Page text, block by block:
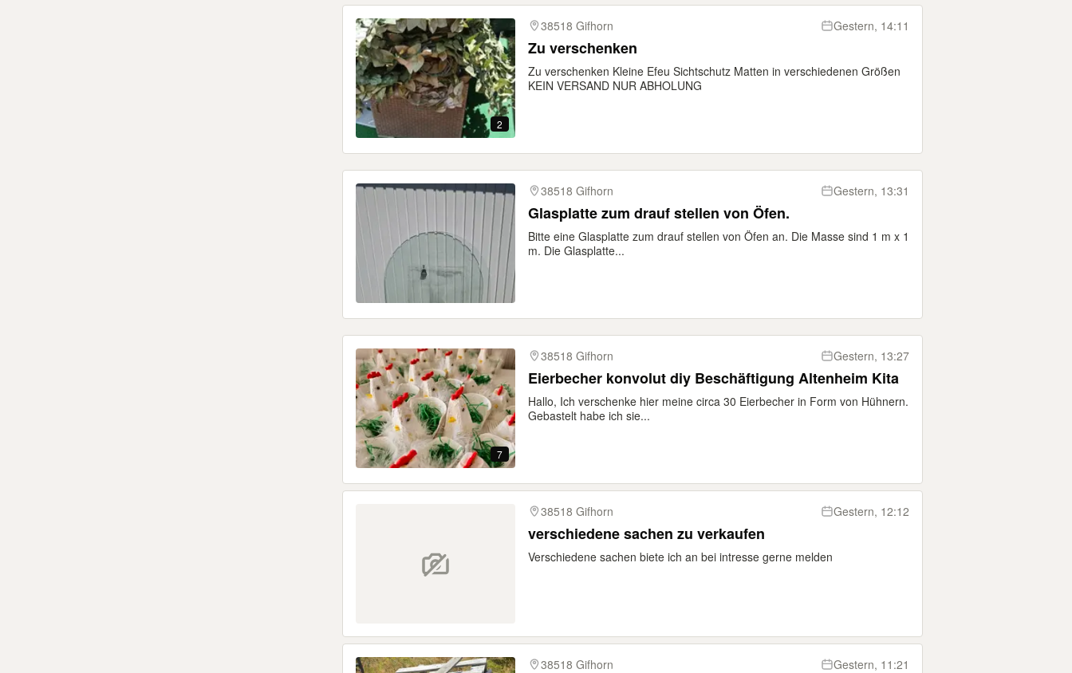
2
38518 Gifhorn Gestern, 14:11
Zu verschenken
Zu verschenken Kleine Efeu Sichtschutz Matten in verschiedenen Größen
KEIN VERSAND NUR ABHOLUNG
38518 Gifhorn Gestern, 13:31
Glasplatte zum drauf stellen von Öfen.
Bitte eine Glasplatte zum drauf stellen von Öfen an. Die Masse sind 1 m x 1
m. Die Glasplatte...
7
38518 Gifhorn Gestern, 13:27
Eierbecher konvolut diy Beschäftigung Altenheim Kita
Hallo, Ich verschenke hier meine circa 30 Eierbecher in Form von Hühnern.
Gebastelt habe ich sie...
38518 Gifhorn Gestern, 12:12
verschiedene sachen zu verkaufen
Verschiedene sachen biete ich an bei intresse gerne melden
38518 Gifhorn Gestern, 11:21